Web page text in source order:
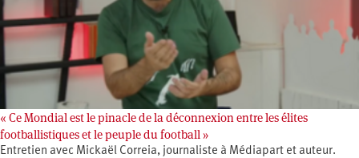
« Ce Mondial est le pinacle de la déconnexion entre les élites
footballistiques et le peuple du football »
Entretien avec Mickaël Correia, journaliste à Médiapart et auteur.